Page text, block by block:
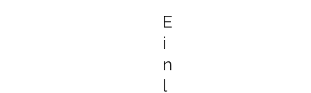
E
i
n
l